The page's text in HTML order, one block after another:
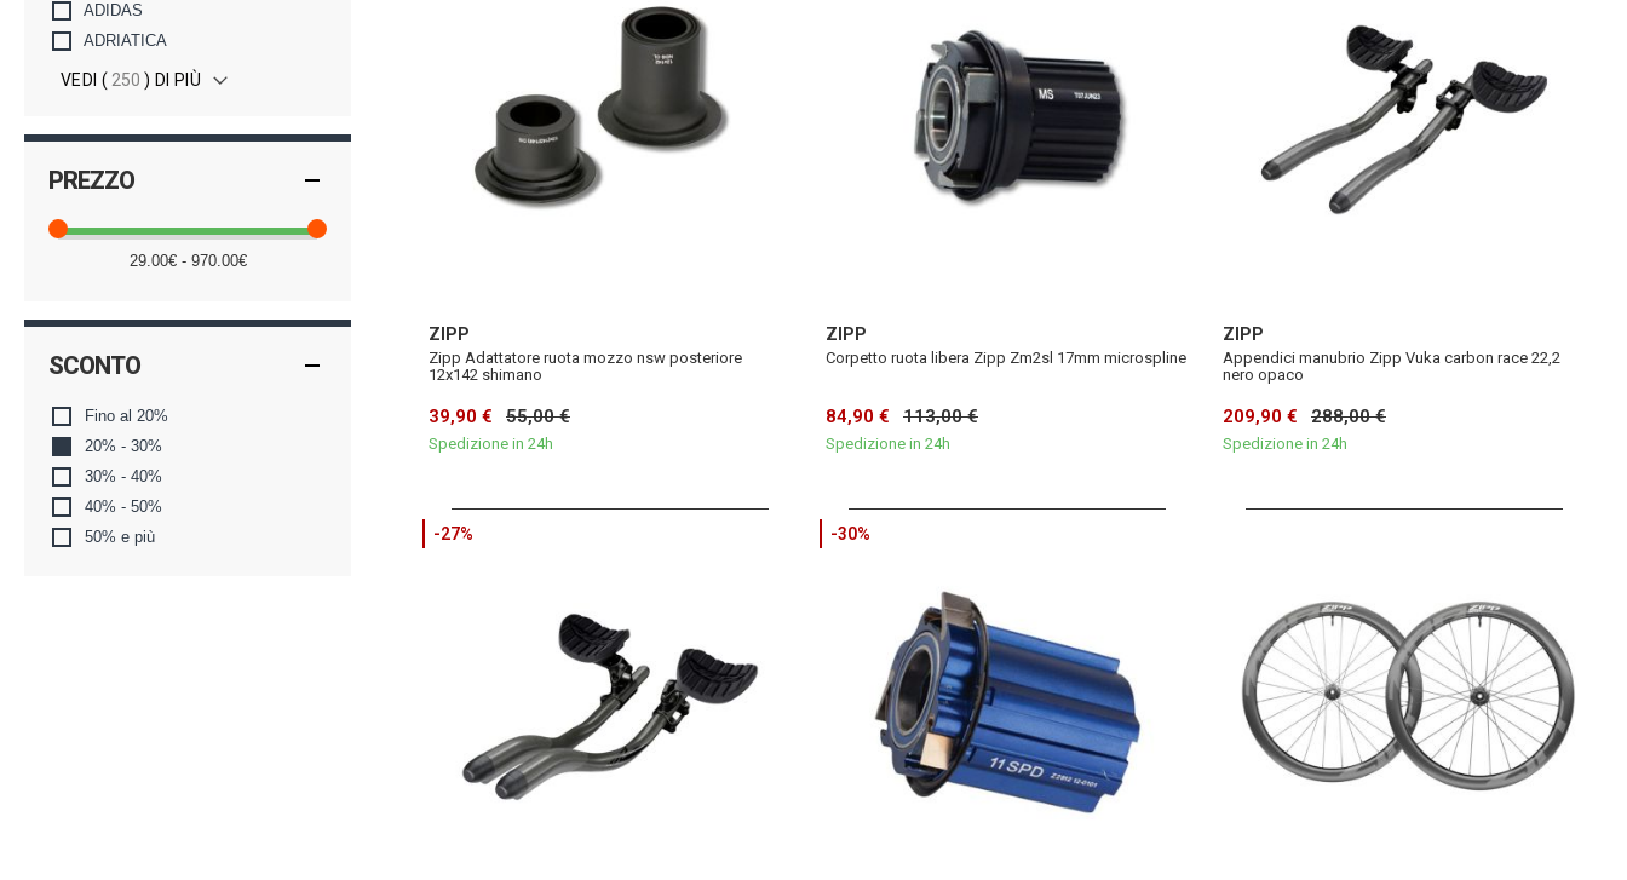
ZIPP
Zipp Adattatore ruota mozzo nsw posteriore
12x142 shimano
39,90 € 55,00 €
Spedizione in 24h
ZIPP
Corpetto ruota libera Zipp Zm2sl 17mm microspline
84,90 € 113,00 €
Spedizione in 24h
ZIPP
Appendici manubrio Zipp Vuka carbon race 22,2
nero opaco
209,90 € 288,00 €
Spedizione in 24h
-27% -30%
ADIDAS
ADRIATICA
VEDI ( 250 ) DI PIÙ
PREZZO
29.00€ - 970.00€
SCONTO
Fino al 20%
20% - 30%
30% - 40%
40% - 50%
50% e più